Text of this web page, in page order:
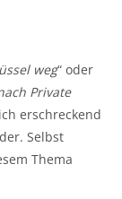
weg“ oder
Private
erschreckend
Selbst
Thema